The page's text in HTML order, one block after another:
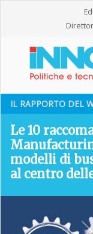
IL RAPPORTO DEL
Le 10
modelli di
al centro